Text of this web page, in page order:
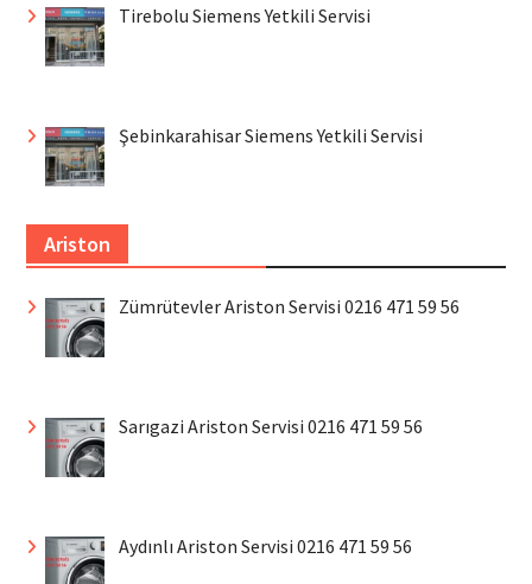
Tirebolu Siemens Yetkili Servisi
Şebinkarahisar Siemens Yetkili Servisi
Ariston
Zümrütevler Ariston Servisi 0216 471 59 56
Sarıgazi Ariston Servisi 0216 471 59 56
Aydınlı Ariston Servisi 0216 471 59 56